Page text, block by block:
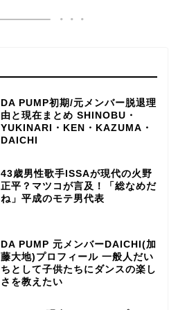
DA PUMP初期/元メンバー脱退理
由と現在まとめ SHINOBU・
YUKINARI・KEN・KAZUMA・
DAICHI
43歳男性歌手ISSAが現代の火野
正平？マツコが言及！「総なめだ
ね」平成のモテ男代表
DA PUMP 元メンバーDAICHI(加
藤大地)プロフィール 一般人だい
ちとして子供たちにダンスの楽し
さを教えたい